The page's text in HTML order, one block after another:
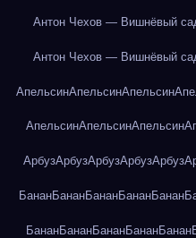
Антон Чехов — Вишнёвый
Антон Чехов — Вишнёвый
АпельсинАпельсинАпельсин
АпельсинАпельсинАпельсин
АрбузАрбузАрбузАрбузАрбуз
БананБананБананБананБанан
БананБананБананБананБанан